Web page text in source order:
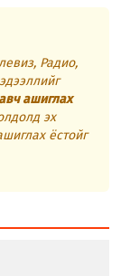
Радио,
ашиглах
эх
ёстойг